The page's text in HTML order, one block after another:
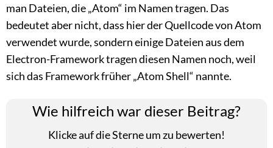
man Dateien, die „Atom“ im Namen tragen. Das
bedeutet aber nicht, dass hier der Quellcode von Atom
verwendet wurde, sondern einige Dateien aus dem
Electron-Framework tragen diesen Namen noch, weil
sich das Framework früher „Atom Shell“ nannte.
Wie hilfreich war dieser Beitrag?
Klicke auf die Sterne um zu bewerten!